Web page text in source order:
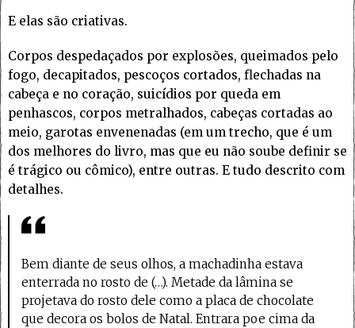
E elas são criativas.
Corpos despedaçados por explosões, queimados pelo
fogo, decapitados, pescoços cortados, flechadas na
cabeça e no coração, suicídios por queda em
penhascos, corpos metralhados, cabeças cortadas ao
meio, garotas envenenadas (em um trecho, que é um
dos melhores do livro, mas que eu não soube definir se
é trágico ou cômico), entre outras. E tudo descrito com
detalhes.
Bem diante de seus olhos, a machadinha estava
enterrada no rosto de (…). Metade da lâmina se
projetava do rosto dele como a placa de chocolate
que decora os bolos de Natal. Entrara poe cima da